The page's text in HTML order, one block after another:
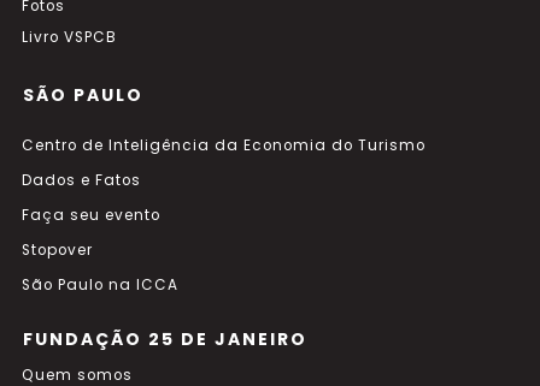
Fotos
Livro VSPCB
SÃO PAULO
Centro de Inteligência da Economia do Turismo
Dados e Fatos
Faça seu evento
Stopover
São Paulo na ICCA
FUNDAÇÃO 25 DE JANEIRO
Quem somos